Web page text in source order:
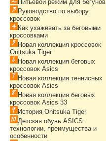
Питьевой режим для бегунов
Руководство по выбору
кроссовок
Как ухаживать за беговыми
кроссовками
Новая коллекция кроссовок
Onitsuka Tiger
Новая коллекция беговых
кроссовок Asics
Новая коллекция теннисных
кроссовок Asics
Новая коллекция беговых
кроссовок Asics 33
История Onitsuka Tiger
Детская обувь ASICS:
технологии, преимущества и
особенности